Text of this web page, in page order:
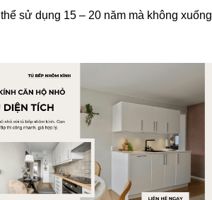
sử dụng 15 – 20 năm mà không xuống